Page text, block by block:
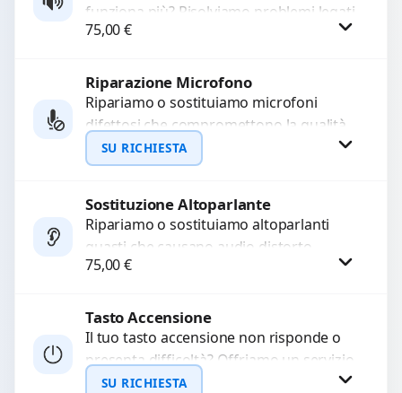
funziona più? Risolviamo problemi legati
a moduli audio difettosi con interventi
75,00€
Procedi
Riparazione Microfono
Ripariamo o sostituiamo microfoni
difettosi che compromettono la qualità
audio delle registrazioni o delle
chiamate. Diagnosi accurata e ricambi
SU RICHIESTA
Richiedi Preventivo
WhatsApp
Sostituzione Altoparlante
Ripariamo o sostituiamo altoparlanti
guasti che causano audio distorto,
basso o assente. Utilizziamo ricambi di
75,00€
Procedi
Tasto Accensione
Il tuo tasto accensione non risponde o
presenta difficoltà? Offriamo un servizio
professionale di riparazione o
SU RICHIESTA